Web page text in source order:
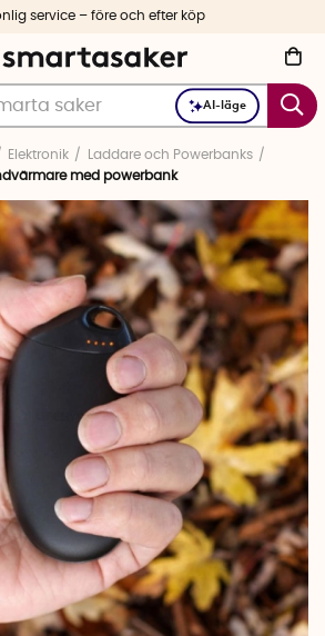
AI-läge
service – före och efter köp
Elektronik
Laddare och Powerbanks
med powerbank